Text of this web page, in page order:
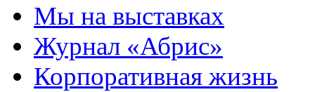
Мы на выставках
Журнал «Абрис»
Корпоративная жизнь